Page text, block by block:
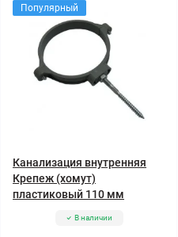
Популярный
Канализация внутренняя
Крепеж (хомут)
пластиковый 110 мм
В наличии